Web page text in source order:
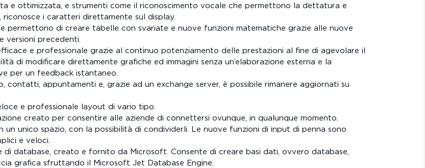
e ottimizzata, e strumenti come il riconoscimento vocale che permettono la dettatura e
riconosce i caratteri direttamente sul display.
permettono di creare tabelle con svariate e nuove funzioni matematiche grazie alle nuove
versioni precedenti.
e professionale grazie al continuo potenziamento delle prestazioni al fine di agevolare il
di modificare direttamente grafiche ed immagini senza un’elaborazione esterna e la
per un feedback istantaneo.
contatti, appuntamenti e, grazie ad un exchange server, è possibile rimanere aggiornati su
e professionale layout di vario tipo.
creato per consentire alle aziende di connettersi ovunque, in qualunque momento.
unico spazio, con la possibilità di condividerli. Le nuove funzioni di input di penna sono
e veloci.
database, creato e fornito da Microsoft. Consente di creare basi dati, ovvero database,
grafica sfruttando il Microsoft Jet Database Engine.